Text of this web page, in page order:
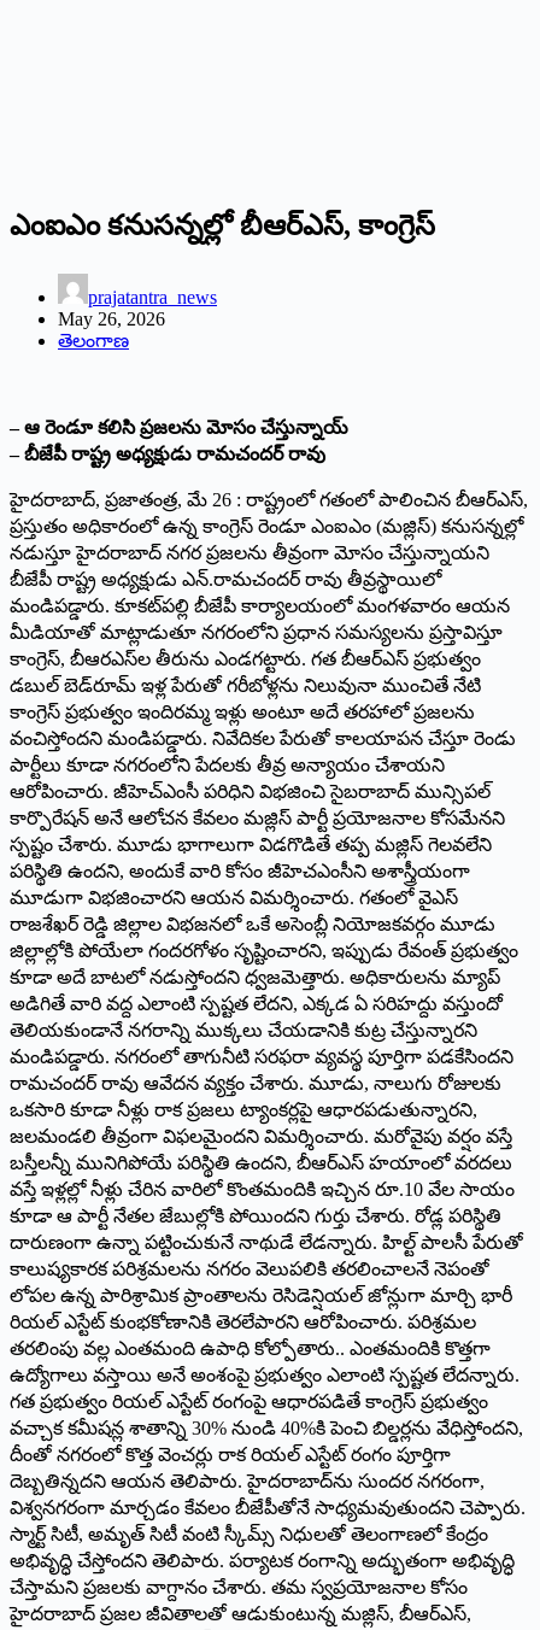
ఎంఐఎం కనుసన్నల్లో బీఆర్‌ఎస్, కాంగ్రెస్
prajatantra_news
May 26, 2026
తెలంగాణ
– ఆ రెండూ కలిసి ప్రజలను మోసం చేస్తున్నాయ్
– బీజేపీ రాష్ట్ర అధ్యక్షుడు రామచందర్ రావు
హైదరాబాద్, ప్రజాతంత్ర, మే 26 : రాష్ట్రంలో గతంలో పాలించిన బీఆర్‌ఎస్,
ప్రస్తుతం అధికారంలో ఉన్న కాంగ్రెస్ రెండూ ఎంఐఎం (మజ్లిస్) కనుసన్నల్లో
నడుస్తూ హైదరాబాద్ నగర ప్రజలను తీవ్రంగా మోసం చేస్తున్నాయని
బీజేపీ రాష్ట్ర అధ్యక్షుడు ఎన్.రామచందర్ రావు తీవ్రస్థాయిలో
మండిపడ్డారు. కూకట్‌పల్లి బీజేపీ కార్యాలయంలో మంగళవారం ఆయన
మీడియాతో మాట్లాడుతూ నగరంలోని ప్రధాన సమస్యలను ప్రస్తావిస్తూ
కాంగ్రెస్, బీఆరఎస్‌ల తీరును ఎండగట్టారు. గత బీఆర్ఎస్ ప్రభుత్వం
డబుల్ బెడ్‌రూమ్ ఇళ్ల పేరుతో గరీబోళ్లను నిలువునా ముంచితే నేటి
కాంగ్రెస్ ప్రభుత్వం ఇందిరమ్మ ఇళ్లు అంటూ అదే తరహాలో ప్రజలను
వంచిస్తోందని మండిపడ్డారు. నివేదికల పేరుతో కాలయాపన చేస్తూ రెండు
పార్టీలు కూడా నగరంలోని పేదలకు తీవ్ర అన్యాయం చేశాయని
ఆరోపించారు. జీహెచ్‌ఎంసీ పరిధిని విభజించి సైబరాబాద్ మున్సిపల్
కార్పొరేషన్ అనే ఆలోచన కేవలం మజ్లిస్ పార్టీ ప్రయోజనాల కోసమేనని
స్పష్టం చేశారు. మూడు భాగాలుగా విడగొడితే తప్ప మజ్లిస్ గెలవలేని
పరిస్థితి ఉందని, అందుకే వారి కోసం జీహెచఎంసీని అశాస్త్రీయంగా
మూడుగా విభజించారని ఆయన విమర్శించారు. గతంలో వైఎస్
రాజశేఖర్ రెడ్డి జిల్లాల విభజనలో ఒకే అసెంబ్లీ నియోజకవర్గం మూడు
జిల్లాల్లోకి పోయేలా గందరగోళం సృష్టించారని, ఇప్పుడు రేవంత్ ప్రభుత్వం
కూడా అదే బాటలో నడుస్తోందని ధ్వజమెత్తారు. అధికారులను మ్యాప్
అడిగితే వారి వద్ద ఎలాంటి స్పష్టత లేదని, ఎక్కడ ఏ సరిహద్దు వస్తుందో
తెలియకుండానే నగరాన్ని ముక్కలు చేయడానికి కుట్ర చేస్తున్నారని
మండిపడ్డారు. నగరంలో తాగునీటి సరఫరా వ్యవస్థ పూర్తిగా పడకేసిందని
రామచందర్ రావు ఆవేదన వ్యక్తం చేశారు. మూడు, నాలుగు రోజులకు
ఒకసారి కూడా నీళ్లు రాక ప్రజలు ట్యాంకర్లపై ఆధారపడుతున్నారని,
జలమండలి తీవ్రంగా విఫలమైందని విమర్శించారు. మరోవైపు వర్షం వస్తే
బస్తీలన్నీ మునిగిపోయే పరిస్థితి ఉందని, బీఆర్‌ఎస్ హయాంలో వరదలు
వస్తే ఇళ్లల్లో నీళ్లు చేరిన వారిలో కొంతమందికి ఇచ్చిన రూ.10 వేల సాయం
కూడా ఆ పార్టీ నేతల జేబుల్లోకి పోయిందని గుర్తు చేశారు. రోడ్ల పరిస్థితి
దారుణంగా ఉన్నా పట్టించుకునే నాథుడే లేడన్నారు. హిల్ట్ పాలసీ పేరుతో
కాలుష్యకారక పరిశ్రమలను నగరం వెలుపలికి తరలించాలనే నెపంతో
లోపల ఉన్న పారిశ్రామిక ప్రాంతాలను రెసిడెన్షియల్ జోన్లుగా మార్చి భారీ
రియల్ ఎస్టేట్ కుంభకోణానికి తెరలేపారని ఆరోపించారు. పరిశ్రమల
తరలింపు వల్ల ఎంతమంది ఉపాధి కోల్పోతారు.. ఎంతమందికి కొత్తగా
ఉద్యోగాలు వస్తాయి అనే అంశంపై ప్రభుత్వం ఎలాంటి స్పష్టత లేదన్నారు.
గత ప్రభుత్వం రియల్ ఎస్టేట్ రంగంపై ఆధారపడితే కాంగ్రెస్ ప్రభుత్వం
వచ్చాక కమీషన్ల శాతాన్ని 30% నుండి 40%కి పెంచి బిల్డర్లను వేధిస్తోందని,
దీంతో నగరంలో కొత్త వెంచర్లు రాక రియల్ ఎస్టేట్ రంగం పూర్తిగా
దెబ్బతిన్నదని ఆయన తెలిపారు. హైదరాబాద్‌ను సుందర నగరంగా,
విశ్వనగరంగా మార్చడం కేవలం బీజేపీతోనే సాధ్యమవుతుందని చెప్పారు.
స్మార్ట్ సిటీ, అమృత్ సిటీ వంటి స్కీమ్స్ నిధులతో తెలంగాణలో కేంద్రం
అభివృద్ధి చేస్తోందని తెలిపారు. పర్యాటక రంగాన్ని అద్భుతంగా అభివృద్ధి
చేస్తామని ప్రజలకు వాగ్దానం చేశారు. తమ స్వప్రయోజనాల కోసం
హైదరాబాద్ ప్రజల జీవితాలతో ఆడుకుంటున్న మజ్లిస్, బీఆర్‌ఎస్,